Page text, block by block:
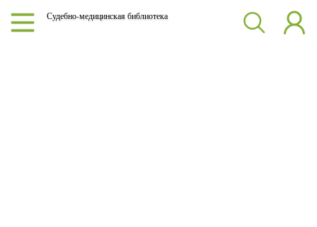
Судебно-медицинская библиотека